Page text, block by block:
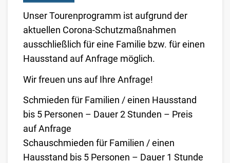
Unser Tourenprogramm ist aufgrund der
aktuellen Corona-Schutzmaßnahmen
ausschließlich für eine Familie bzw. für einen
Hausstand auf Anfrage möglich.
Wir freuen uns auf Ihre Anfrage!
Schmieden für Familien / einen Hausstand
bis 5 Personen – Dauer 2 Stunden – Preis
auf Anfrage
Schauschmieden für Familien / einen
Hausstand bis 5 Personen – Dauer 1 Stunde